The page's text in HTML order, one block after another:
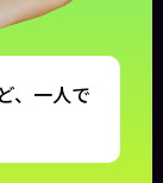
、一人で